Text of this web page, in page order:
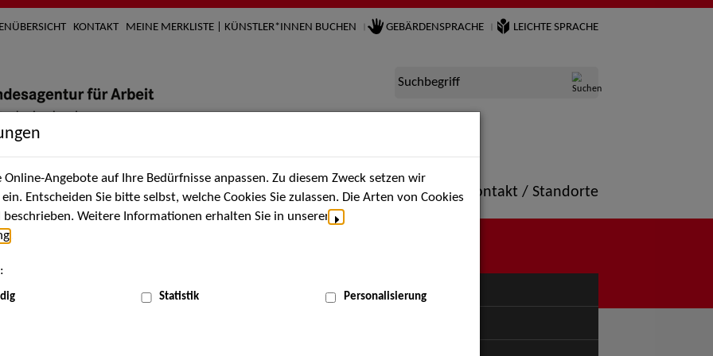
KONTAKT MEINE MERKLISTE | KÜNSTLER*INNEN BUCHEN GEBÄRDENSPRACHE LEICHTE SPRACHE
Suchbegriff
Künstler*innen Über uns Aktuelles Termine Portfolio Kontakt / Standorte
MENÜ
Angebote auf Ihre Bedürfnisse anpassen. Zu diesem Zweck setzen wir
Entscheiden Sie bitte selbst, welche Cookies Sie zulassen. Die Arten von Cookies
Weitere Informationen erhalten Sie in unserer
Statistik Personalisierung